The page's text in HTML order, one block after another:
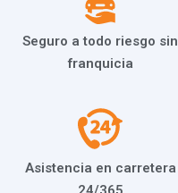
Seguro a todo riesgo sin
franquicia
Asistencia en carretera